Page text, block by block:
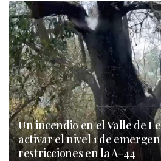
Un incendio en el Valle de
activar el nivel 1 de
restricciones en la A-44